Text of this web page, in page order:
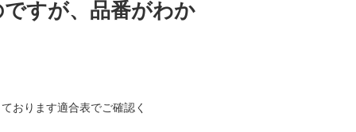
すが、品番がわか
おります適合表でご確認く